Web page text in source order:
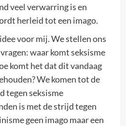
veel verwarring is en
herleid tot een imago.
voor mij. We stellen ons
waar komt seksisme
komt het dat dit vandaag
We komen tot de
tegen seksisme
is met de strijd tegen
geen imago maar een